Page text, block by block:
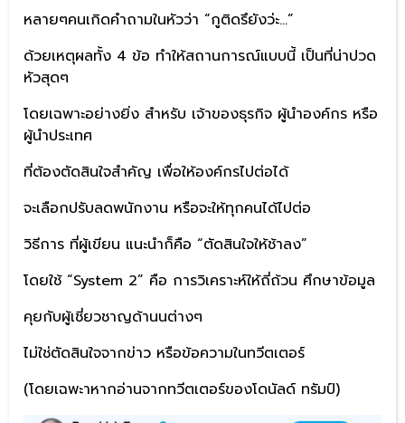
หลายๆคนเกิดคำถามในหัวว่า “กูติดรึยังว่ะ…”
ด้วยเหตุผลทั้ง 4 ข้อ ทำให้สถานการณ์แบบนี้ เป็นที่น่าปวด
หัวสุดๆ
โดยเฉพาะอย่างยิ่ง สำหรับ เจ้าของธุรกิจ ผู้นำองค์กร หรือ
ผู้นำประเทศ
ที่ต้องตัดสินใจสำคัญ เพื่อให้องค์กรไปต่อได้
จะเลือกปรับลดพนักงาน หรือจะให้ทุกคนได้ไปต่อ
วิธีการ ที่ผู้เขียน แนะนำก็คือ “ตัดสินใจให้ช้าลง”
โดยใช้ “System 2” คือ การวิเคราะห์ให้ถี่ถ้วน ศึกษาข้อมูล
คุยกับผู้เชี่ยวชาญด้านนต่างๆ
ไม่ใช่ตัดสินใจจากข่าว หรือข้อความในทวีตเตอร์
(โดยเฉพะาหากอ่านจากทวีตเตอร์ของโดนัลด์ ทรัมป์)